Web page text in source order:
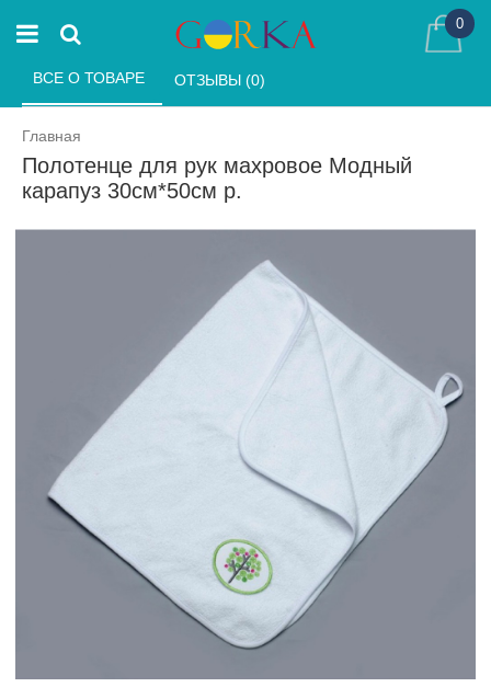
0
Главная
Полотенце для рук махровое Модный
карапуз 30см*50см р.
ВСЕ О ТОВАРЕ ОТЗЫВЫ (0)